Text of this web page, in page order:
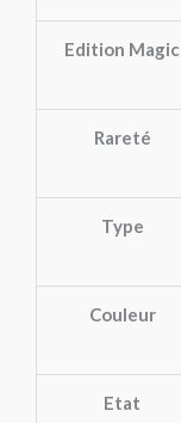
Edition Magic
Rareté
Type
Couleur
Etat